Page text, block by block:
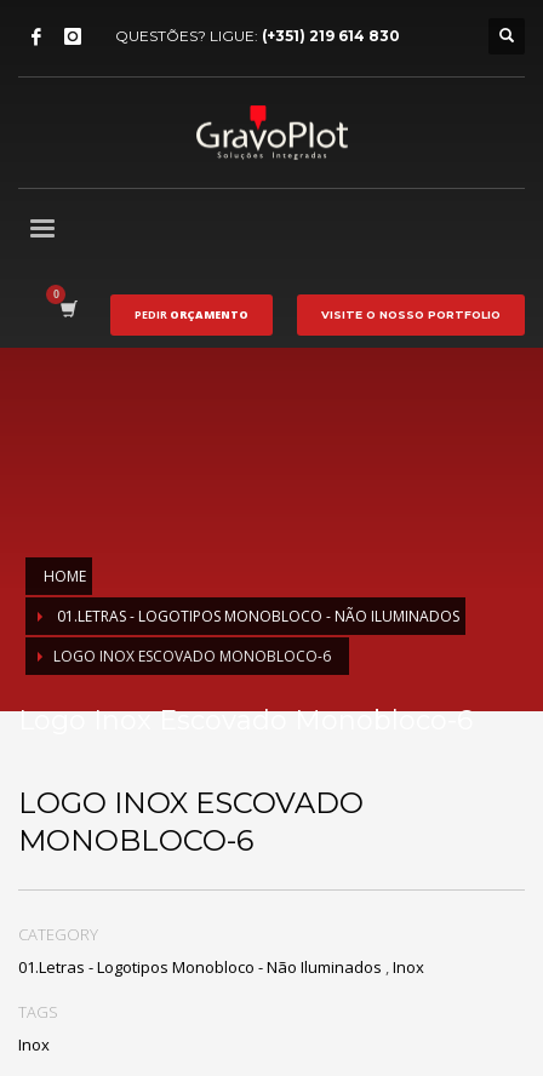
QUESTÕES? LIGUE: (+351) 219 614 830
PEDIR ORÇAMENTO VISITE O NOSSO PORTFOLIO
HOME
01.LETRAS - LOGOTIPOS MONOBLOCO - NÃO ILUMINADOS
LOGO INOX ESCOVADO MONOBLOCO-6
Logo Inox Escovado Monobloco-6
LOGO INOX ESCOVADO
MONOBLOCO-6
CATEGORY
01.Letras - Logotipos Monobloco - Não Iluminados ,Inox
TAGS
Inox